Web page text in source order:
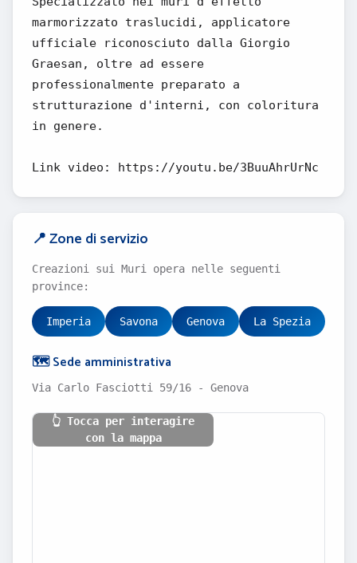
marmorizzato traslucidi, applicatore
ufficiale riconosciuto dalla Giorgio
Graesan, oltre ad essere
professionalmente preparato a
strutturazione d'interni, con coloritura
in genere.
Link video: https://youtu.be/3BuuAhrUrNc
📍 Zone di servizio
Creazioni sui Muri opera nelle seguenti
province:
Imperia Savona Genova La Spezia
🗺️ Sede amministrativa
Via Carlo Fasciotti 59/16 - Genova
👆 Tocca per interagire
con la mappa